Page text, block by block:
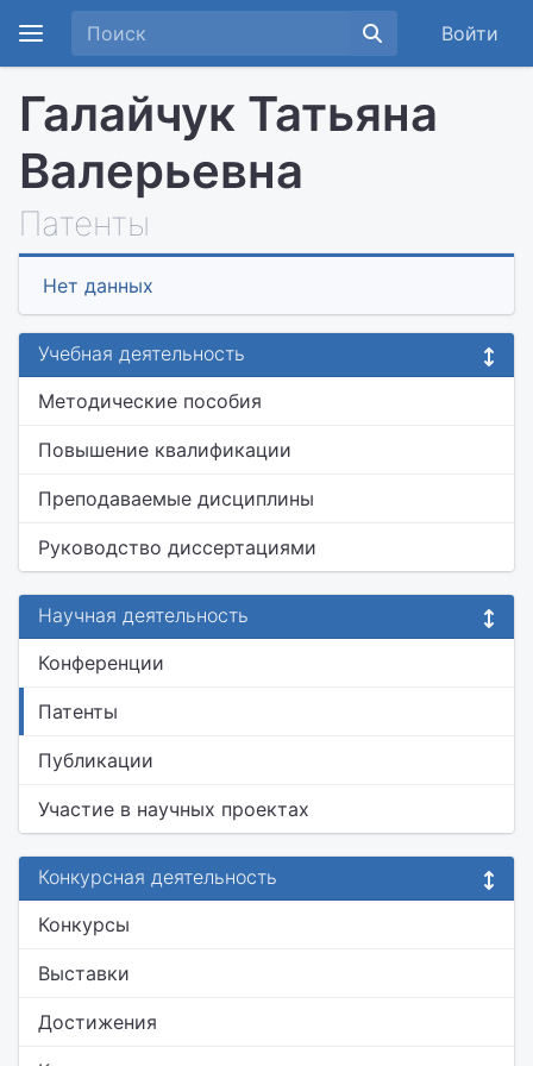
Войти
Галайчук Татьяна
Валерьевна
Патенты
Нет данных
Учебная деятельность
Методические пособия
Повышение квалификации
Преподаваемые дисциплины
Руководство диссертациями
Научная деятельность
Конференции
Патенты
Публикации
Участие в научных проектах
Конкурсная деятельность
Конкурсы
Выставки
Достижения